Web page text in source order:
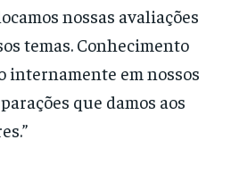
nossas avaliações
temas. Conhecimento
internamente em nossos
que damos aos